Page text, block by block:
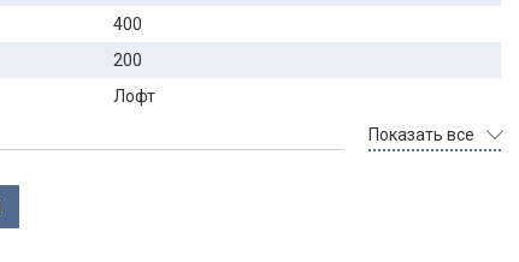
400
200
Лофт
Показать все